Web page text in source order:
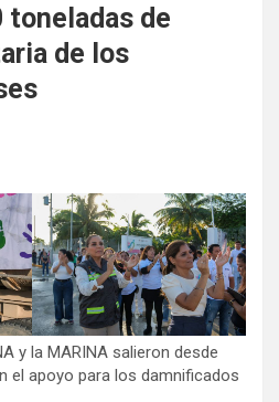
toneladas de
de los
y la MARINA salieron desde
el apoyo para los damnificados